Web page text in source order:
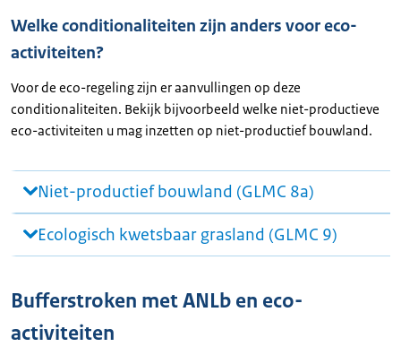
Welke conditionaliteiten zijn anders voor eco-
activiteiten?
Voor de eco-regeling zijn er aanvullingen op deze
conditionaliteiten. Bekijk bijvoorbeeld welke niet-productieve
eco-activiteiten u mag inzetten op niet-productief bouwland.
Niet-productief bouwland (GLMC 8a)
Ecologisch kwetsbaar grasland (GLMC 9)
Bufferstroken met ANLb en eco-
activiteiten